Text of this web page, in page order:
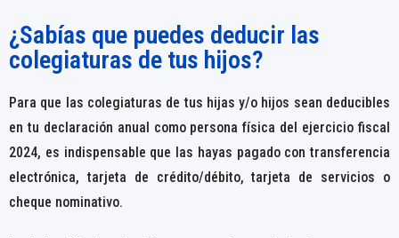
¿Sabías que puedes deducir las
colegiaturas de tus hijos?
Para que las colegiaturas de tus hijas y/o hijos sean deducibles
en tu declaración anual como persona física del ejercicio fiscal
2024, es indispensable que las hayas pagado con transferencia
electrónica, tarjeta de crédito/débito, tarjeta de servicios o
cheque nominativo.